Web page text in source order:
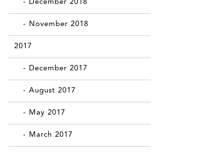
- December 2018
- November 2018
2017
- December 2017
- August 2017
- May 2017
- March 2017